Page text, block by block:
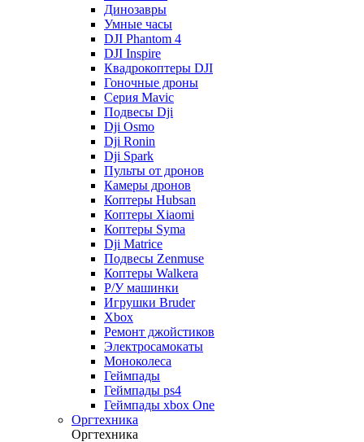
Динозавры
Умные часы
DJI Phantom 4
DJI Inspire
Квадрокоптеры DJI
Гоночные дроны
Серия Mavic
Подвесы Dji
Dji Osmo
Dji Ronin
Dji Spark
Пульты от дронов
Камеры дронов
Коптеры Hubsan
Коптеры Xiaomi
Коптеры Syma
Dji Matrice
Подвесы Zenmuse
Коптеры Walkera
Р/У машинки
Игрушки Bruder
Xbox
Ремонт джойстиков
Электросамокаты
Моноколеса
Геймпады
Геймпады ps4
Геймпады xbox One
Оргтехника
Оргтехника